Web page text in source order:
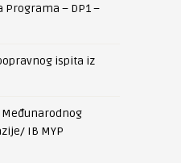
– DP1 –
ispita iz
IB MYP